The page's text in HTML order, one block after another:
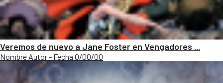
Veremos de nuevo a Jane Foster en Vengadores ...
Nombre Autor - Fecha 0/00/00